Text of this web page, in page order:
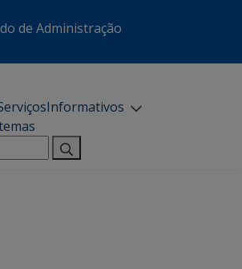
de Administração
Informativos